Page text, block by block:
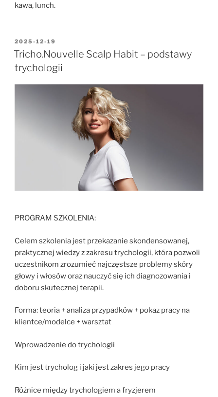
kawa, lunch.
2025-12-19
Tricho.Nouvelle Scalp Habit – podstawy
trychologii
PROGRAM SZKOLENIA:
Celem szkolenia jest przekazanie skondensowanej,
praktycznej wiedzy z zakresu trychologii, która pozwoli
uczestnikom zrozumieć najczęstsze problemy skóry
głowy i włosów oraz nauczyć się ich diagnozowania i
doboru skutecznej terapii.
Forma: teoria + analiza przypadków + pokaz pracy na
klientce/modelce + warsztat
Wprowadzenie do trychologii
Kim jest trycholog i jaki jest zakres jego pracy
Różnice między trychologiem a fryzjerem